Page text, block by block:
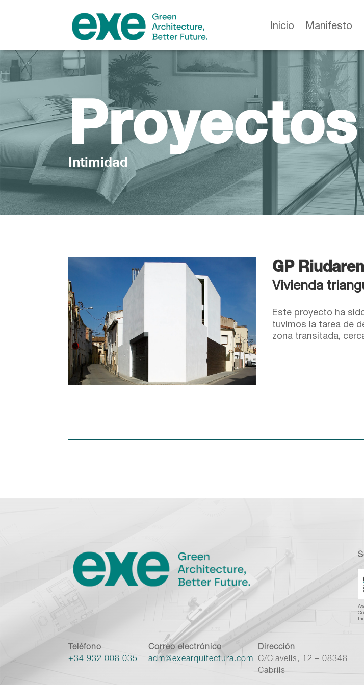
Inicio Manifesto
Proyectos
Intimidad
GP
Vivienda
Este proyecto ha
tuvimos la tarea de
zona transitada,
Teléfono
+34 932 008 035
Correo electrónico
adm@exearquitectura.com
Dirección
C/Clavells, 12 – 08348
Cabrils